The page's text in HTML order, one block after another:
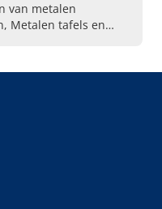
van metalen
Metalen tafels en
Metalen pergola